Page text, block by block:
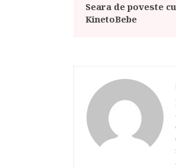
Seara de poveste
KinetoBebe